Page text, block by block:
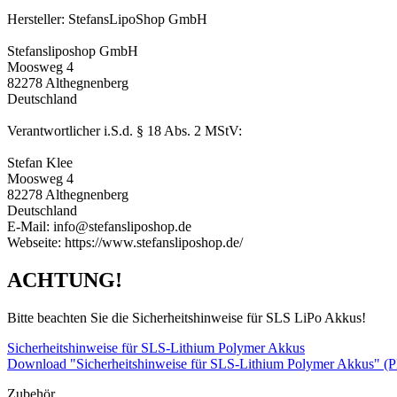
Hersteller: StefansLipoShop GmbH
Stefansliposhop GmbH
Moosweg 4
82278 Althegnenberg
Deutschland
Verantwortlicher i.S.d. § 18 Abs. 2 MStV:
Stefan Klee
Moosweg 4
82278 Althegnenberg
Deutschland
E-Mail: info@stefansliposhop.de
Webseite: https://www.stefansliposhop.de/
ACHTUNG!
Bitte beachten Sie die Sicherheitshinweise für SLS LiPo Akkus!
Sicherheitshinweise für SLS-Lithium Polymer Akkus
Download "Sicherheitshinweise für SLS-Lithium Polymer Akkus"
Zubehör